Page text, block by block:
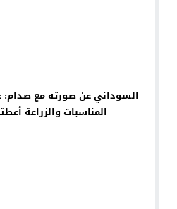
السوداني عن صورته مع صدام:
المناسبات والزراعة